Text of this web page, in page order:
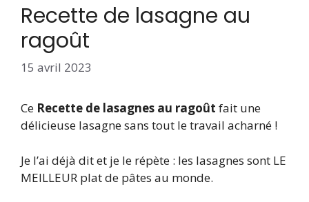
Recette de lasagne au
ragoût
15 avril 2023
Ce Recette de lasagnes au ragoût fait une
délicieuse lasagne sans tout le travail acharné !
Je l’ai déjà dit et je le répète : les lasagnes sont LE
MEILLEUR plat de pâtes au monde.